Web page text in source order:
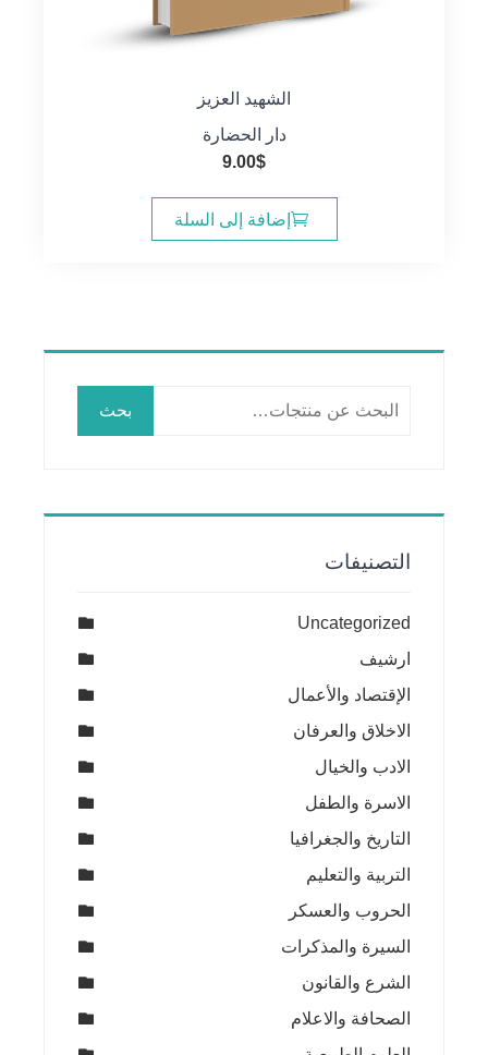
الشهيد العزيز
دار الحضارة
9.00$
إضافة إلى السلة
بحث
التصنيفات
Uncategorized
ارشيف
الإقتصاد والأعمال
الاخلاق والعرفان
الادب والخيال
الاسرة والطفل
التاريخ والجغرافيا
التربية والتعليم
الحروب والعسكر
السيرة والمذكرات
الشرع والقانون
الصحافة والاعلام